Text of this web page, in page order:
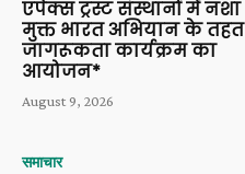
एपेक्स ट्रस्ट संस्थानों में नशा
मुक्त भारत अभियान के तहत
जागरूकता कार्यक्रम का
आयोजन*
August 9, 2026
समाचार